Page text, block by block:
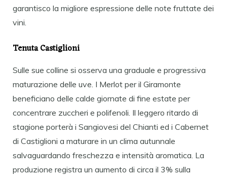
garantisco la migliore espressione delle note fruttate dei
vini.
Tenuta Castiglioni
Sulle sue colline si osserva una graduale e progressiva
maturazione delle uve. I Merlot per il Giramonte
beneficiano delle calde giornate di fine estate per
concentrare zuccheri e polifenoli. Il leggero ritardo di
stagione porterà i Sangiovesi del Chianti ed i Cabernet
di Castiglioni a maturare in un clima autunnale
salvaguardando freschezza e intensità aromatica. La
produzione registra un aumento di circa il 3% sulla